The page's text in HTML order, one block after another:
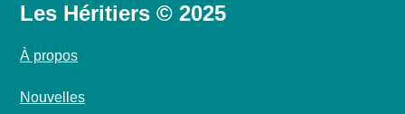
Les Héritiers © 2025
À propos
Nouvelles